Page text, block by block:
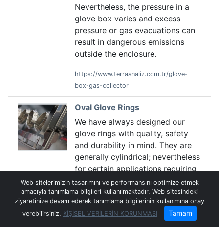
Nevertheless, the pressure in a
glove box varies and excess
pressure or gas evacuations can
result in dangerous emissions
outside the enclosure.
https://www.terraanaliz.com.tr/glove-
box-gas-collector
Oval Glove Rings
We have always designed our
glove rings with quality, safety
and durability in mind. They are
generally cylindrical; nevertheless
for certain applications requiring
great ease of use and a very
good clearance, it is possible to
provide oval glove rings.
Web sitelerimizin tasarımını ve performansını optimize etmek
amacıyla tanımlama bilgileri kullanılmaktadır. Web sitesindeki
ziyaretinize devam ederek tanımlama bilgilerinin kullanımına onay
verebilirsiniz. KİŞİSEL VERİLERİN KORUNMASI Tamam